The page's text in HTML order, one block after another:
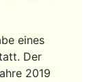
eines
Der
2019